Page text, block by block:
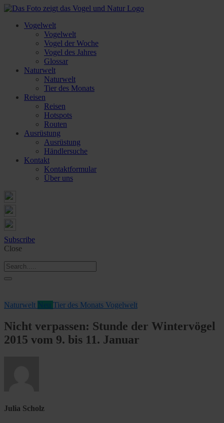
Vogelwelt
Vogelwelt
Vogel der Woche
Vogel des Jahres
Glossar
Naturwelt
Naturwelt
Tier des Monats
Reisen
Reisen
Hotspots
Routen
Ausrüstung
Ausrüstung
Händlersuche
Kontakt
Kontaktformular
Über uns
Subscribe
Close
Naturwelt Tier des Monats Vogelwelt
Nicht verpassen: Stunde der Wintervögel
2015 vom 9. bis 11. Januar
Julia Scholz